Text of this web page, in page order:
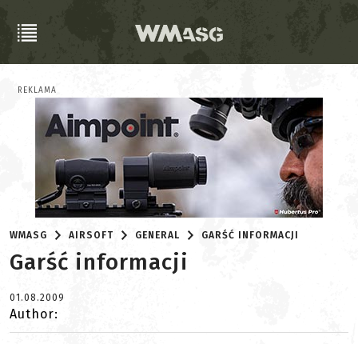
REKLAMA
WMASG AIRSOFT GENERAL GARŚĆ INFORMACJI
Garść informacji
01.08.2009
Author: